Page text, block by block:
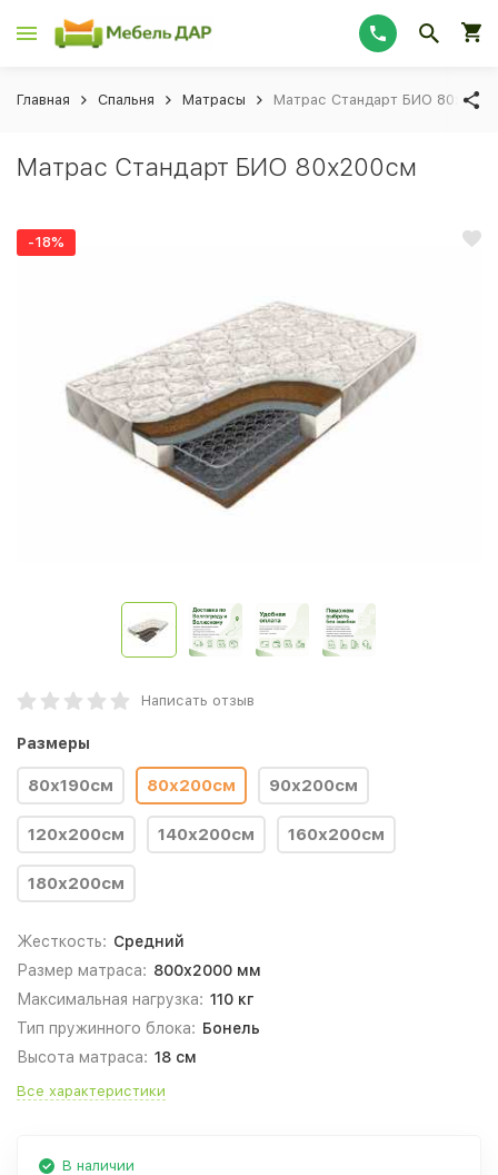
Главная Спальня Матрасы Матрас Стандарт БИО
Матрас Стандарт БИО 80х200см
-18%
Написать отзыв
Размеры
80х190см 80х200см 90х200см
120х200см 140х200см 160х200см
180х200см
Жесткость: Средний
Размер матраса: 800х2000 мм
Максимальная нагрузка: 110 кг
Тип пружинного блока: Бонель
Высота матраса: 18 см
Все характеристики
В наличии